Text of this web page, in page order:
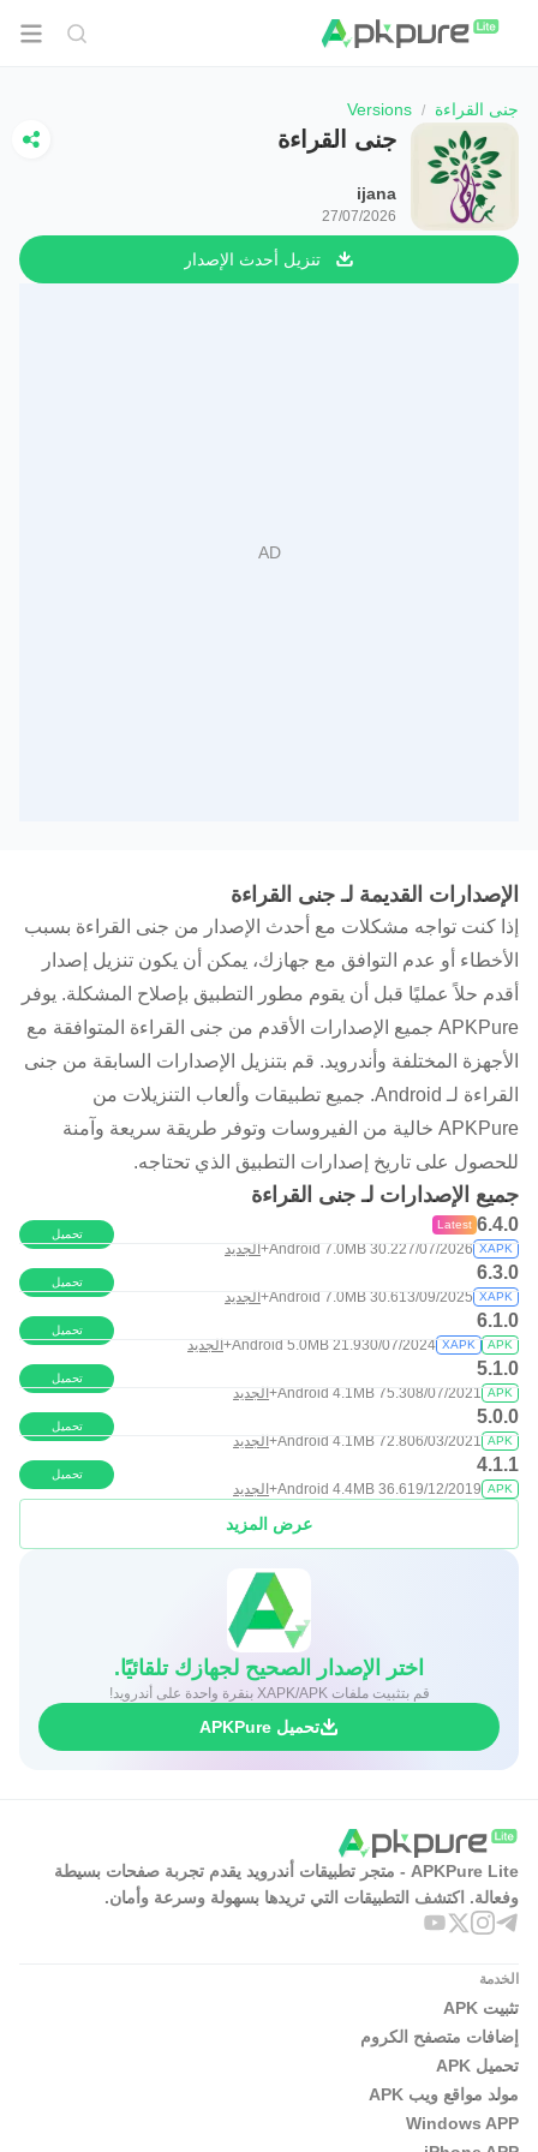
جنى القراءة Versions
جنى القراءة
ijana
27/07/2026
تنزيل أحدث الإصدار
الإصدارات القديمة لـ جنى القراءة
إذا كنت تواجه مشكلات مع أحدث الإصدار من جنى القراءة بسبب
الأخطاء أو عدم التوافق مع جهازك، يمكن أن يكون تنزيل إصدار
أقدم حلاً عمليًا قبل أن يقوم مطور التطبيق بإصلاح المشكلة. يوفر
APKPure جميع الإصدارات الأقدم من جنى القراءة المتوافقة مع
الأجهزة المختلفة وأندرويد. قم بتنزيل الإصدارات السابقة من جنى
القراءة لـ Android. جميع تطبيقات وألعاب التنزيلات من
APKPure خالية من الفيروسات وتوفر طريقة سريعة وآمنة
للحصول على تاريخ إصدارات التطبيق الذي تحتاجه.
جميع الإصدارات لـ جنى القراءة
6.4.0
Latest
XAPK
27/07/2026
30.2 MB
Android 7.0+ الجديد
تحميل
6.3.0
XAPK
13/09/2025
30.6 MB
Android 7.0+ الجديد
تحميل
6.1.0
APK
XAPK
30/07/2024
21.9 MB
Android 5.0+ الجديد
تحميل
5.1.0
APK
08/07/2021
75.3 MB
Android 4.1+ الجديد
تحميل
5.0.0
APK
06/03/2021
72.8 MB
Android 4.1+ الجديد
تحميل
4.1.1
APK
19/12/2019
36.6 MB
Android 4.4+ الجديد
تحميل
عرض المزيد
اختر الإصدار الصحيح لجهازك تلقائيًا.
قم بتثبيت ملفات XAPK/APK بنقرة واحدة على أندرويد!
تحميل APKPure
APKPure Lite - متجر تطبيقات أندرويد يقدم تجربة صفحات بسيطة
وفعالة. اكتشف التطبيقات التي تريدها بسهولة وسرعة وأمان.
الخدمة
تثبيت APK
إضافات متصفح الكروم
تحميل APK
مولد مواقع ويب APK
Windows APP